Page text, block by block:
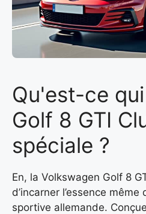
Qu'est-ce
Golf 8 GTI
spéciale ?
En, la Volkswagen Golf 8
d’incarner l’essence
sportive allemande.